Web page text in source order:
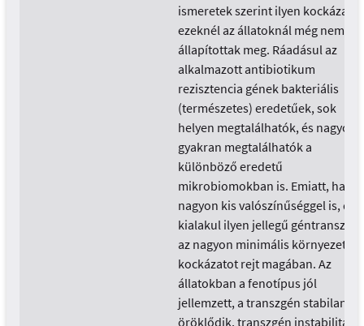
ismeretek szerint ilyen kockázatot
ezeknél az állatoknál még nem
állapítottak meg. Ráadásul az
alkalmazott antibiotikum
rezisztencia gének bakteriális
(természetes) eredetűek, sok
helyen megtalálhatók, és nagyon
gyakran megtalálhatók a
különböző eredetű
mikrobiomokban is. Emiatt, ha
nagyon kis valószínűséggel is, de
kialakul ilyen jellegű géntranszfer,
az nagyon minimális környezeti
kockázatot rejt magában. Az
állatokban a fenotípus jól
jellemzett, a transzgén stabilan
öröklődik, transzgén instabilitás